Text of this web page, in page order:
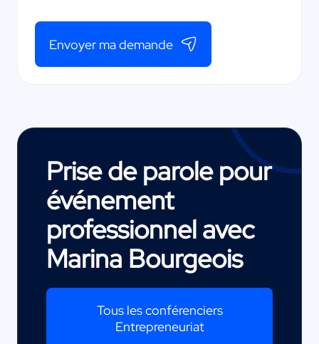
Envoyer ma demande
Prise de parole pour
événement
professionnel avec
Marina Bourgeois
Tous les conférenciers
Entrepreneuriat